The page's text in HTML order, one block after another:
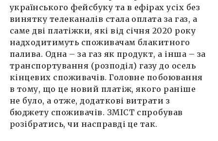
українського фейсбуку та в ефірах усіх без
винятку телеканалів стала оплата за газ, а
саме дві платіжки, які від січня 2020 року
надходитимуть споживачам блакитного
палива. Одна – за газ як продукт, а інша – за
транспортування (розподіл) газу до осель
кінцевих споживачів. Головне побоювання
в тому, що це новий платіж, якого раніше
не було, а отже, додаткові витрати з
бюджету споживачів. ЗМІСТ спробував
розібратись, чи насправді це так.